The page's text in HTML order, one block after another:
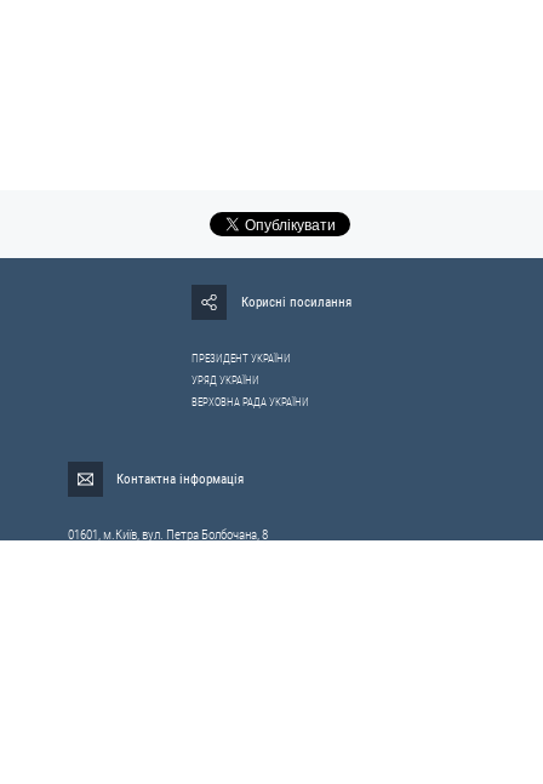
Корисні посилання
ПРЕЗИДЕНТ УКРАЇНИ
УРЯД УКРАЇНИ
ВЕРХОВНА РАДА УКРАЇНИ
Контактна інформація
01601, м.Київ, вул. Петра Болбочана, 8